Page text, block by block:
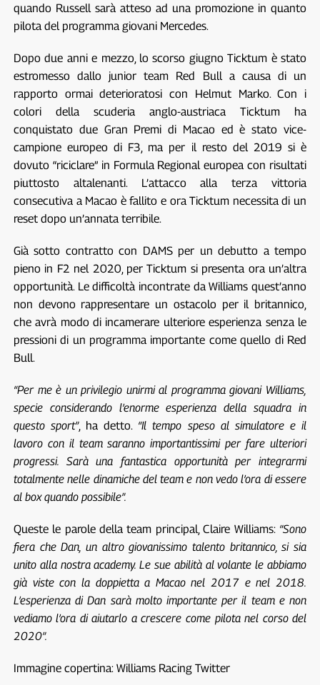
quando Russell sarà atteso ad una promozione in quanto
pilota del programma giovani Mercedes.
Dopo due anni e mezzo, lo scorso giugno Ticktum è stato
estromesso dallo junior team Red Bull a causa di un
rapporto ormai deterioratosi con Helmut Marko. Con i
colori della scuderia anglo-austriaca Ticktum ha
conquistato due Gran Premi di Macao ed è stato vice-
campione europeo di F3, ma per il resto del 2019 si è
dovuto “riciclare” in Formula Regional europea con risultati
piuttosto altalenanti. L’attacco alla terza vittoria
consecutiva a Macao è fallito e ora Ticktum necessita di un
reset dopo un’annata terribile.
Già sotto contratto con DAMS per un debutto a tempo
pieno in F2 nel 2020, per Ticktum si presenta ora un’altra
opportunità. Le difficoltà incontrate da Williams quest’anno
non devono rappresentare un ostacolo per il britannico,
che avrà modo di incamerare ulteriore esperienza senza le
pressioni di un programma importante come quello di Red
Bull.
“Per me è un privilegio unirmi al programma giovani Williams,
specie considerando l’enorme esperienza della squadra in
questo sport”, ha detto. “Il tempo speso al simulatore e il
lavoro con il team saranno importantissimi per fare ulteriori
progressi. Sarà una fantastica opportunità per integrarmi
totalmente nelle dinamiche del team e non vedo l’ora di essere
al box quando possibile”.
Queste le parole della team principal, Claire Williams: “Sono
fiera che Dan, un altro giovanissimo talento britannico, si sia
unito alla nostra academy. Le sue abilità al volante le abbiamo
già viste con la doppietta a Macao nel 2017 e nel 2018.
L’esperienza di Dan sarà molto importante per il team e non
vediamo l’ora di aiutarlo a crescere come pilota nel corso del
2020”.
Immagine copertina: Williams Racing Twitter